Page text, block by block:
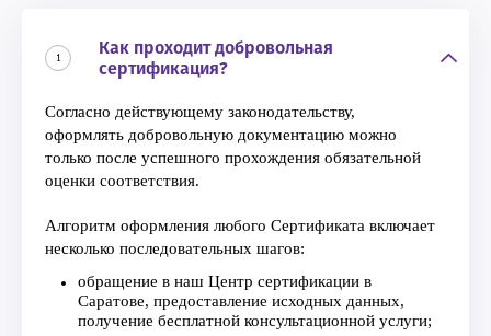
1
Как проходит добровольная
сертификация?
Согласно действующему законодательству,
оформлять добровольную документацию можно
только после успешного прохождения обязательной
оценки соответствия.
Алгоритм оформления любого Сертификата включает
несколько последовательных шагов:
обращение в наш Центр сертификации в
Саратове, предоставление исходных данных,
получение бесплатной консультационной услуги;